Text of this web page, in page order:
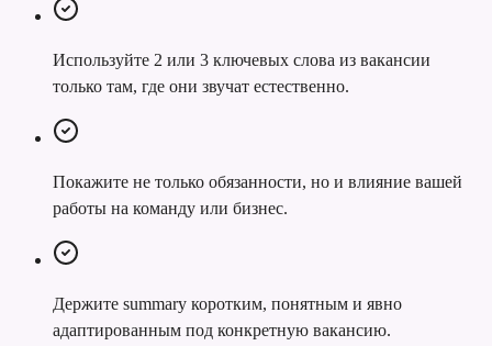
Используйте 2 или 3 ключевых слова из вакансии
только там, где они звучат естественно.
Покажите не только обязанности, но и влияние вашей
работы на команду или бизнес.
Держите summary коротким, понятным и явно
адаптированным под конкретную вакансию.